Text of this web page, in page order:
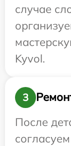
случае
Kyvol.
3
После